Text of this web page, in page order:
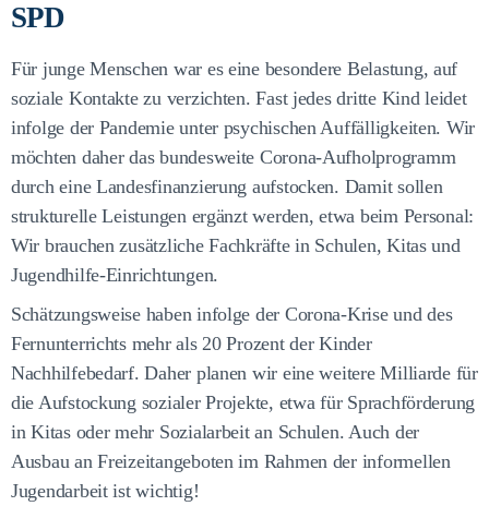
SPD
Für junge Menschen war es eine besondere Belastung, auf
soziale Kontakte zu verzichten. Fast jedes dritte Kind leidet
infolge der Pandemie unter psychischen Auffälligkeiten. Wir
möchten daher das bundesweite Corona-Aufholprogramm
durch eine Landesfinanzierung aufstocken. Damit sollen
strukturelle Leistungen ergänzt werden, etwa beim Personal:
Wir brauchen zusätzliche Fachkräfte in Schulen, Kitas und
Jugendhilfe-Einrichtungen.
Schätzungsweise haben infolge der Corona-Krise und des
Fernunterrichts mehr als 20 Prozent der Kinder
Nachhilfebedarf. Daher planen wir eine weitere Milliarde für
die Aufstockung sozialer Projekte, etwa für Sprachförderung
in Kitas oder mehr Sozialarbeit an Schulen. Auch der
Ausbau an Freizeitangeboten im Rahmen der informellen
Jugendarbeit ist wichtig!